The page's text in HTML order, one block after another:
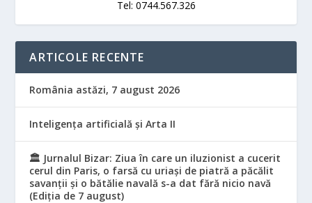
Tel: 0744.567.326
ARTICOLE RECENTE
România astăzi, 7 august 2026
Inteligența artificială și Arta II
🏛️ Jurnalul Bizar: Ziua în care un iluzionist a cucerit
cerul din Paris, o farsă cu uriași de piatră a păcălit
savanții și o bătălie navală s-a dat fără nicio navă
(Ediția de 7 august)